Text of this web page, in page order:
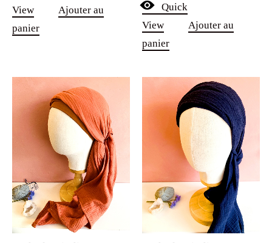
panier
panier
Foulard anti-glisse en gaze
Foulard anti-glisse en gaze